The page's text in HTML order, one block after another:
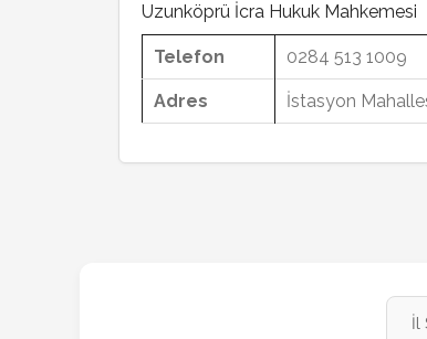
Uzunköprü İcra Hukuk Mahkemesi
Telefon 0284 513 1009
Adres İstasyon